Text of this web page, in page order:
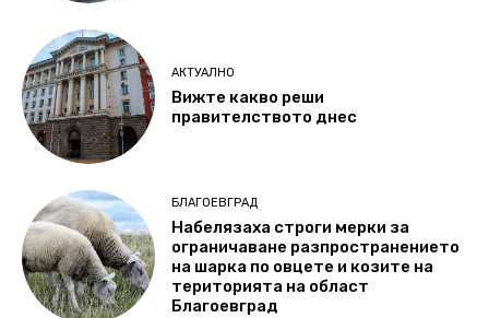
АКТУАЛНО
Вижте какво реши
правителството днес
БЛАГОЕВГРАД
Набелязаха строги мерки за
ограничаване разпространението
на шарка по овцете и козите на
територията на област
Благоевград